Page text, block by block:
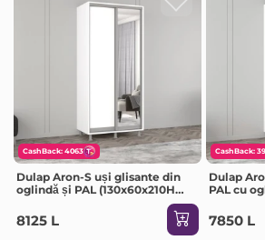
CashBack: 4063
Dulap Aron-S uși glisante din
oglindă și PAL (130x60x210H
8125 L
CashBack:
Dulap
PAL cu
7850 L